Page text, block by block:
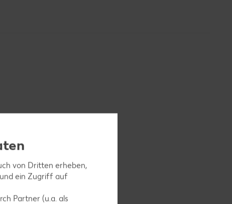
von Dritten erheben,
ein Zugriff auf
Partner (u.a. als